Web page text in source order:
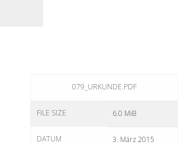
079_URKUNDE.PDF
FILE SIZE 6.0 MiB
DATUM 3. März 2015